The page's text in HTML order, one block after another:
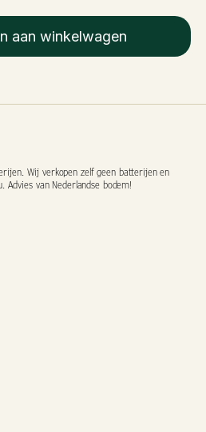
aan winkelwagen
Wij verkopen zelf geen batterijen en
van Nederlandse bodem!